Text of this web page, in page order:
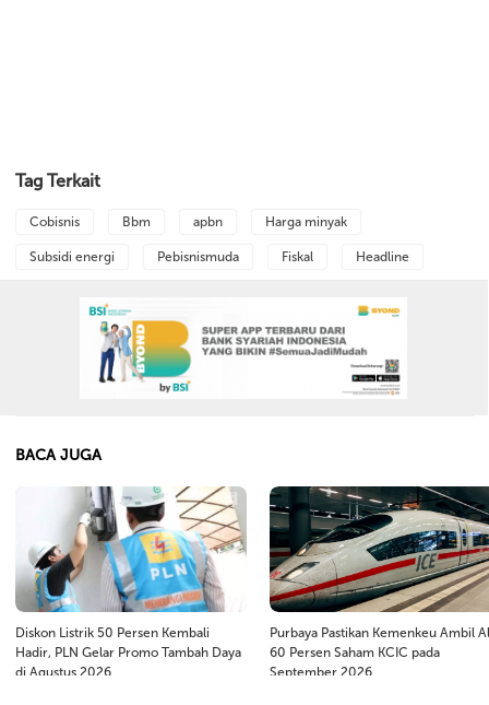
Tag Terkait
Cobisnis Bbm apbn Harga minyak
Subsidi energi Pebisnismuda Fiskal Headline
BACA JUGA
Diskon Listrik 50 Persen Kembali
Hadir, PLN Gelar Promo Tambah Daya
di Agustus 2026
Purbaya Pastikan Kemenkeu Ambil
60 Persen Saham KCIC pada
September 2026